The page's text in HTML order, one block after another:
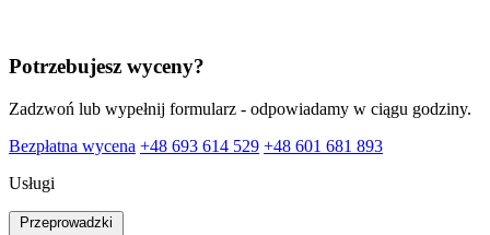
Potrzebujesz wyceny?
Zadzwoń lub wypełnij formularz - odpowiadamy w ciągu godziny.
Bezpłatna wycena +48 693 614 529 +48 601 681 893
Usługi
Przeprowadzki